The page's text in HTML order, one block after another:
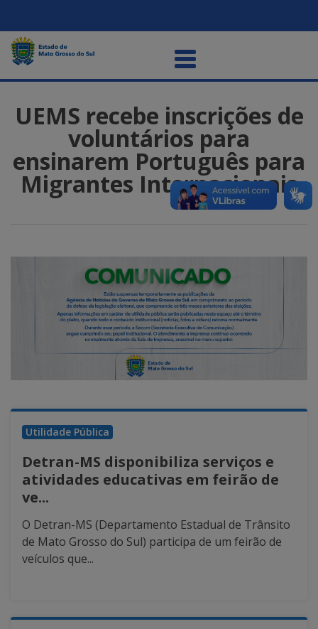
UEMS recebe inscrições de
voluntários para
ensinarem Português para
Migrantes Internacionais
Utilidade Pública
Detran-MS disponibiliza serviços e
atividades educativas em feirão de
ve...
O Detran-MS (Departamento Estadual de Trânsito
de Mato Grosso do Sul) participa de um feirão de
veículos que...